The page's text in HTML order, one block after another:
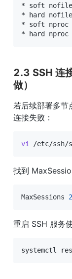
* soft nofile
* hard nofile
* soft nproc
* hard nproc
2.3 SSH 连
做）
若后续部署多节
连接失败：
vi /etc/ssh/
找到
MaxSessions
重启 SSH 服务
systemctl